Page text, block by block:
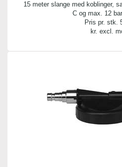
15 meter slange med koblinger,
C og max. 12
Pris pr. stk.
kr. excl.